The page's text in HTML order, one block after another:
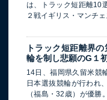
は、トラック短距離10
２戦イギリス・マンチ
トラック短距離界
輪を制し悲願のG１
14日、福岡県久留米競
日本選抜競輪が行われ
（福島・32歳）が優